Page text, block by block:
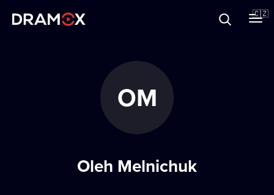
🇨🇿
OM
Oleh Melnichuk